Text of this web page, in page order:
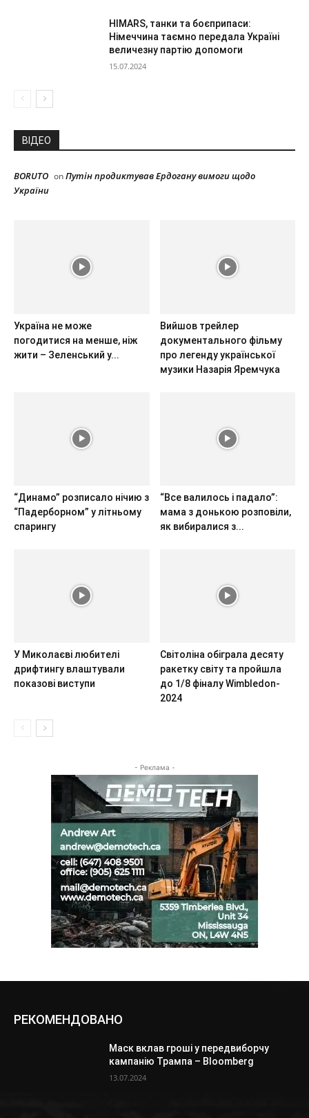
HIMARS, танки та боєприпаси:
Німеччина таємно передала Україні
величезну партію допомоги
15.07.2024
ВІДЕО
BORUTO onПутін продиктував Ердогану вимоги щодо
України
Україна не може
погодитися на менше, ніж
жити – Зеленський у...
Вийшов трейлер
документального фільму
про легенду української
музики Назарія Яремчука
“Динамо” розписало нічию з
“Падерборном” у літньому
спарингу
“Все валилось і падало”:
мама з донькою розповіли,
як вибиралися з...
У Миколаєві любителі
дрифтингу влаштували
показові виступи
Світоліна обіграла десяту
ракетку світу та пройшла
до 1/8 фіналу Wimbledon-
2024
- Реклама -
РЕКОМЕНДОВАНО
Маск вклав гроші у передвиборчу
кампанію Трампа – Bloomberg
13.07.2024